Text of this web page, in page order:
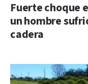
Fuerte choque
un hombre
cadera